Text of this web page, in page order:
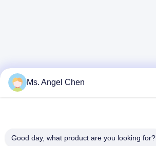
Ms. Angel Chen
Good day, what product are you looking for?